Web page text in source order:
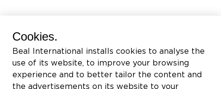
Rue du Tronquoy, 8
Cookies.
Beal International installs cookies to analyse the
use of its website, to improve your browsing
experience and to better tailor the content and
the advertisements on its website to your